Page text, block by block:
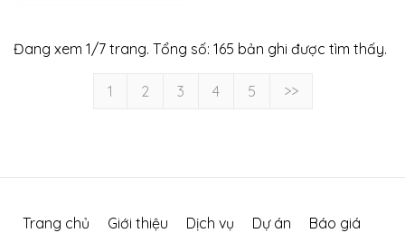
Đang xem 1/7 trang. Tổng số: 165 bản ghi được tìm thấy.
1 2 3 4 5 >>
Trang chủ Giới thiệu Dịch vụ Dự án
Báo giá